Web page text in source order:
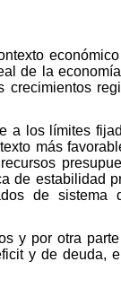
de la
a los límites
más
de estabilidad
de sistema
y por otra
y de deuda,